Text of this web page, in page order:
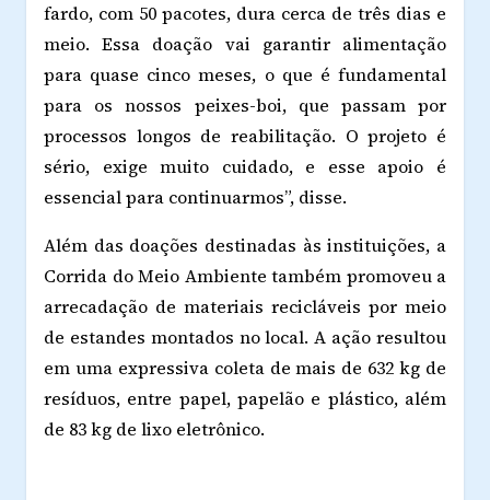
fardo, com 50 pacotes, dura cerca de três dias e
meio. Essa doação vai garantir alimentação
para quase cinco meses, o que é fundamental
para os nossos peixes-boi, que passam por
processos longos de reabilitação. O projeto é
sério, exige muito cuidado, e esse apoio é
essencial para continuarmos”, disse.
Além das doações destinadas às instituições, a
Corrida do Meio Ambiente também promoveu a
arrecadação de materiais recicláveis por meio
de estandes montados no local. A ação resultou
em uma expressiva coleta de mais de 632 kg de
resíduos, entre papel, papelão e plástico, além
de 83 kg de lixo eletrônico.